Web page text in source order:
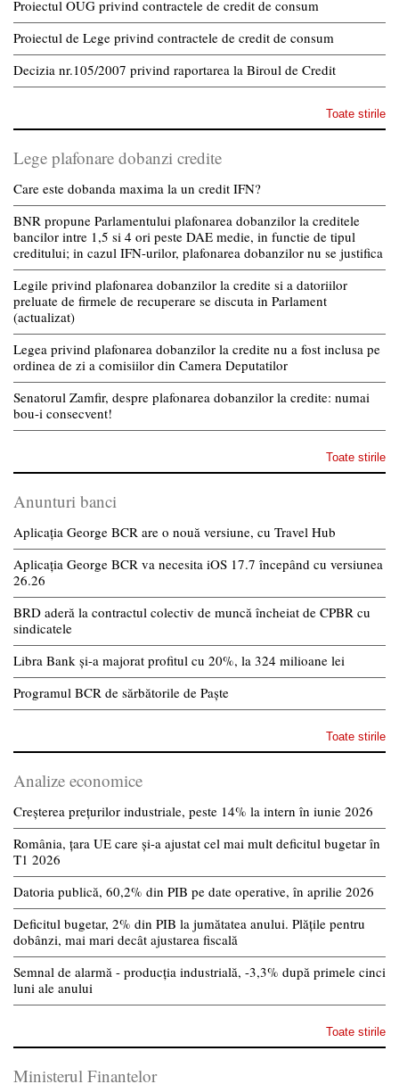
Proiectul OUG privind contractele de credit de consum
Proiectul de Lege privind contractele de credit de consum
Decizia nr.105/2007 privind raportarea la Biroul de Credit
Toate stirile
Lege plafonare dobanzi credite
Care este dobanda maxima la un credit IFN?
BNR propune Parlamentului plafonarea dobanzilor la creditele
bancilor intre 1,5 si 4 ori peste DAE medie, in functie de tipul
creditului; in cazul IFN-urilor, plafonarea dobanzilor nu se justifica
Legile privind plafonarea dobanzilor la credite si a datoriilor
preluate de firmele de recuperare se discuta in Parlament
(actualizat)
Legea privind plafonarea dobanzilor la credite nu a fost inclusa pe
ordinea de zi a comisiilor din Camera Deputatilor
Senatorul Zamfir, despre plafonarea dobanzilor la credite: numai
bou-i consecvent!
Toate stirile
Anunturi banci
Aplicația George BCR are o nouă versiune, cu Travel Hub
Aplicația George BCR va necesita iOS 17.7 începând cu versiunea
26.26
BRD aderă la contractul colectiv de muncă încheiat de CPBR cu
sindicatele
Libra Bank și-a majorat profitul cu 20%, la 324 milioane lei
Programul BCR de sărbătorile de Paște
Toate stirile
Analize economice
Creșterea prețurilor industriale, peste 14% la intern în iunie 2026
România, țara UE care și-a ajustat cel mai mult deficitul bugetar în
T1 2026
Datoria publică, 60,2% din PIB pe date operative, în aprilie 2026
Deficitul bugetar, 2% din PIB la jumătatea anului. Plățile pentru
dobânzi, mai mari decât ajustarea fiscală
Semnal de alarmă - producția industrială, -3,3% după primele cinci
luni ale anului
Toate stirile
Ministerul Finantelor